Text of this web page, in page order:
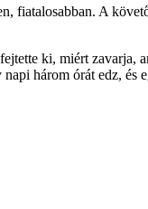
fiatalosabban. A
ki, miért zavarja,
három órát edz, és